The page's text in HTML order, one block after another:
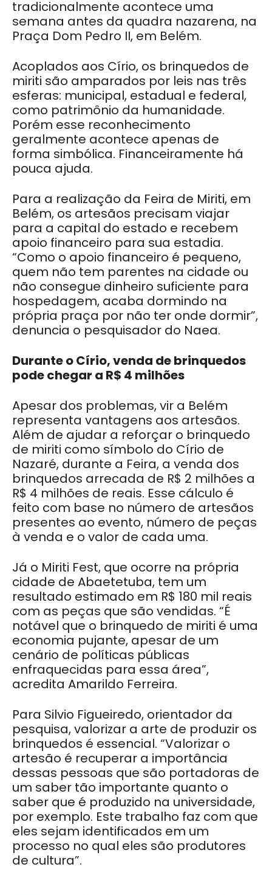
tradicionalmente acontece uma
semana antes da quadra nazarena, na
Praça Dom Pedro II, em Belém.
Acoplados aos Círio, os brinquedos de
miriti são amparados por leis nas três
esferas: municipal, estadual e federal,
como patrimônio da humanidade.
Porém esse reconhecimento
geralmente acontece apenas de
forma simbólica. Financeiramente há
pouca ajuda.
Para a realização da Feira de Miriti, em
Belém, os artesãos precisam viajar
para a capital do estado e recebem
apoio financeiro para sua estadia.
“Como o apoio financeiro é pequeno,
quem não tem parentes na cidade ou
não consegue dinheiro suficiente para
hospedagem, acaba dormindo na
própria praça por não ter onde dormir”,
denuncia o pesquisador do Naea.
Durante o Círio, venda de brinquedos
pode chegar a R$ 4 milhões
Apesar dos problemas, vir a Belém
representa vantagens aos artesãos.
Além de ajudar a reforçar o brinquedo
de miriti como símbolo do Círio de
Nazaré, durante a Feira, a venda dos
brinquedos arrecada de R$ 2 milhões a
R$ 4 milhões de reais. Esse cálculo é
feito com base no número de artesãos
presentes ao evento, número de peças
à venda e o valor de cada uma.
Já o Miriti Fest, que ocorre na própria
cidade de Abaetetuba, tem um
resultado estimado em R$ 180 mil reais
com as peças que são vendidas. “É
notável que o brinquedo de miriti é uma
economia pujante, apesar de um
cenário de políticas públicas
enfraquecidas para essa área”,
acredita Amarildo Ferreira.
Para Silvio Figueiredo, orientador da
pesquisa, valorizar a arte de produzir os
brinquedos é essencial. “Valorizar o
artesão é recuperar a importância
dessas pessoas que são portadoras de
um saber tão importante quanto o
saber que é produzido na universidade,
por exemplo. Este trabalho faz com que
eles sejam identificados em um
processo no qual eles são produtores
de cultura”.